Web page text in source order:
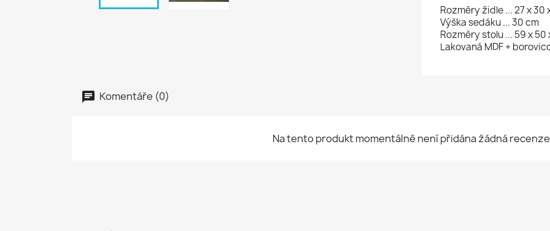
Rozměry židle ... 27 x 30
Výška sedáku ... 30 cm
Rozměry stolu ... 59 x 50
Lakovaná MDF +
Komentáře (0)
Na tento produkt momentálně není přidána žádná